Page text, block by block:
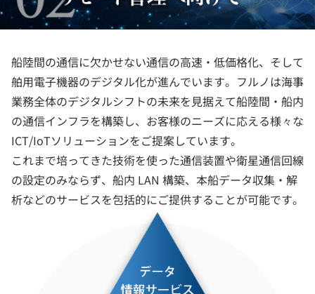
船陸間の通信に欠かせない通信の高速・低価格化、そして
舶用電子機器のデジタル化が進んでいます。フルノは海事
業務全体のデジタルシフトの未来を見据えて船陸間・船内
の通信インフラを構築し、お客様のニーズに応える様々な
ICT/IoTソリューションをご提案しています。
これまで培ってきた技術を使った通信装置や衛星通信回線
の設定のみならず、船内 LAN 構築、本船データ収集・解
析などのサービスを包括的にご提供することが可能です。